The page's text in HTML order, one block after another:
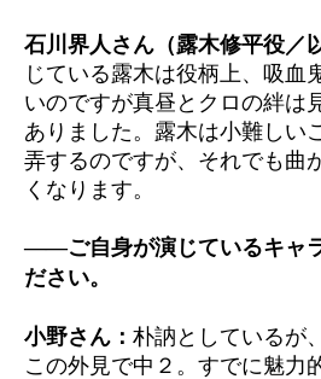
石川界人さん（露木修平役／
じている露木は役柄上、吸血
いのですが真昼とクロの絆は
ありました。露木は小難しい
弄するのですが、それでも曲
くなります。
――ご自身が演じているキャ
ださい。
小野さん： 朴訥としているが
この外見で中２。すでに魅力